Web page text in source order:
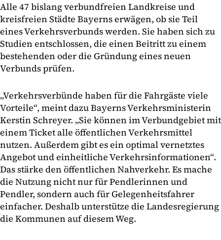
Alle 47 bislang verbundfreien Landkreise und
kreisfreien Städte Bayerns erwägen, ob sie Teil
eines Verkehrsverbunds werden. Sie haben sich zu
Studien entschlossen, die einen Beitritt zu einem
bestehenden oder die Gründung eines neuen
Verbunds prüfen.
„Verkehrsverbünde haben für die Fahrgäste viele
Vorteile“, meint dazu Bayerns Verkehrsministerin
Kerstin Schreyer. „Sie können im Verbundgebiet mit
einem Ticket alle öffentlichen Verkehrsmittel
nutzen. Außerdem gibt es ein optimal vernetztes
Angebot und einheitliche Verkehrsinformationen“.
Das stärke den öffentlichen Nahverkehr. Es mache
die Nutzung nicht nur für Pendlerinnen und
Pendler, sondern auch für Gelegenheitsfahrer
einfacher. Deshalb unterstütze die Landesregierung
die Kommunen auf diesem Weg.